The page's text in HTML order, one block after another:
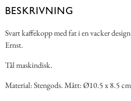
BESKRIVNING
Svart kaffekopp med fat i en vacker
Ernst.
Tål maskindisk.
Material: Stengods. Mått: Ø10.5 x 8.5